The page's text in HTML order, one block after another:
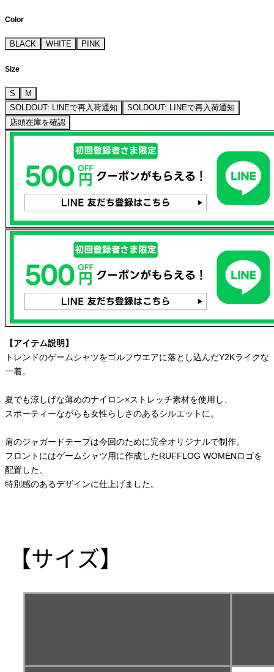
Color
BLACK WHITE PINK
Size
S
M
SOLDOUT: LINEで再入荷通知
SOLDOUT: LINEで再入荷通知
店頭在庫を確認
【アイテム説明】
トレンドのゲームシャツをゴルフウエアに落とし込んだY2Kライクな
一着。
夏でも涼しげな薄めのナイロン×ストレッチ素材を使用し、
スポーティーながらも女性らしさのあるシルエットに。
肩のジャガードテープは今回のために完全オリジナルで制作。
フロントにはゲームシャツ用に作成したRUFFLOG WOMENロゴを
配置した、
特別感のあるデザインに仕上げました。